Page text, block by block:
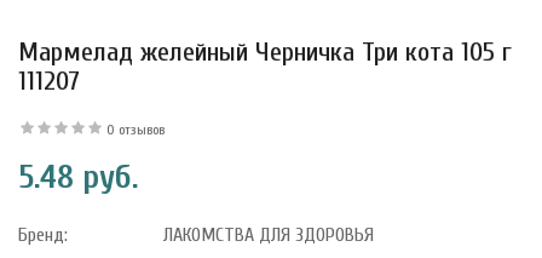
Мармелад желейный Черничка Три кота 105 г
111207
0 отзывов
5.48 руб.
Бренд:
ЛАКОМСТВА ДЛЯ ЗДОРОВЬЯ